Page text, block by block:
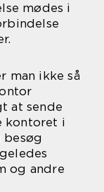
mødes i
man ikke så
at sende
kontoret i
og andre